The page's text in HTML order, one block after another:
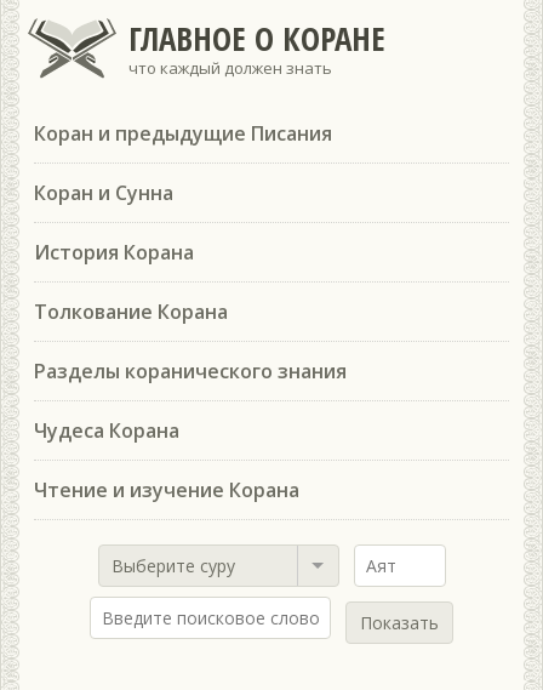
ГЛАВНОЕ О КОРАНЕ
что каждый должен знать
Коран и предыдущие Писания
Коран и Сунна
История Корана
Толкование Корана
Разделы коранического знания
Чудеса Корана
Чтение и изучение Корана
Выберите суру
Показать